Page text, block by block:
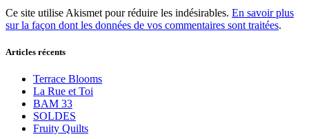
Ce site utilise Akismet pour réduire les indésirables. En savoir plus
sur la façon dont les données de vos commentaires sont traitées.
Articles récents
Terrace Blooms
La Rue et Toi
BAM 33
SOLDES
Fruity Quilts